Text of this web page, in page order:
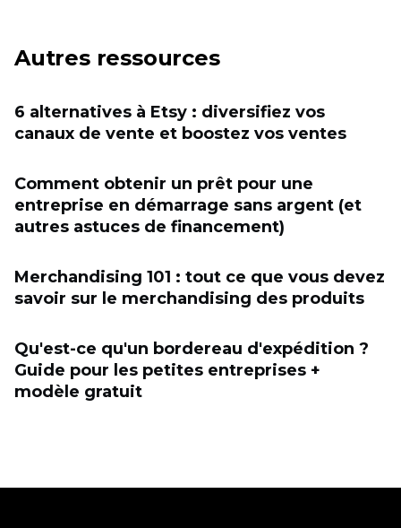
Autres ressources
6 alternatives à Etsy : diversifiez vos
canaux de vente et boostez vos ventes
Comment obtenir un prêt pour une
entreprise en démarrage sans argent (et
autres astuces de financement)
Merchandising 101 : tout ce que vous devez
savoir sur le merchandising des produits
Qu'est-ce qu'un bordereau d'expédition ?
Guide pour les petites entreprises +
modèle gratuit